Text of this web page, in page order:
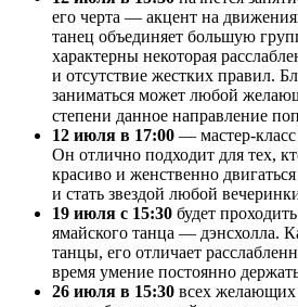
его черта — акцент на
танец объединяет большую
характерны некоторая
и отсутствие жестких правил.
заниматься может любой
степени данное направление
12 июля в 17:00 — мастер-класс
Он отлично подходит для тех,
красиво и женственно
и стать звездой любой
19 июля с 15:30 будет
ямайского танца — дэнсхолла.
танцы, его отличает
время умение постоянно
26 июля в 15:30 всех желающих